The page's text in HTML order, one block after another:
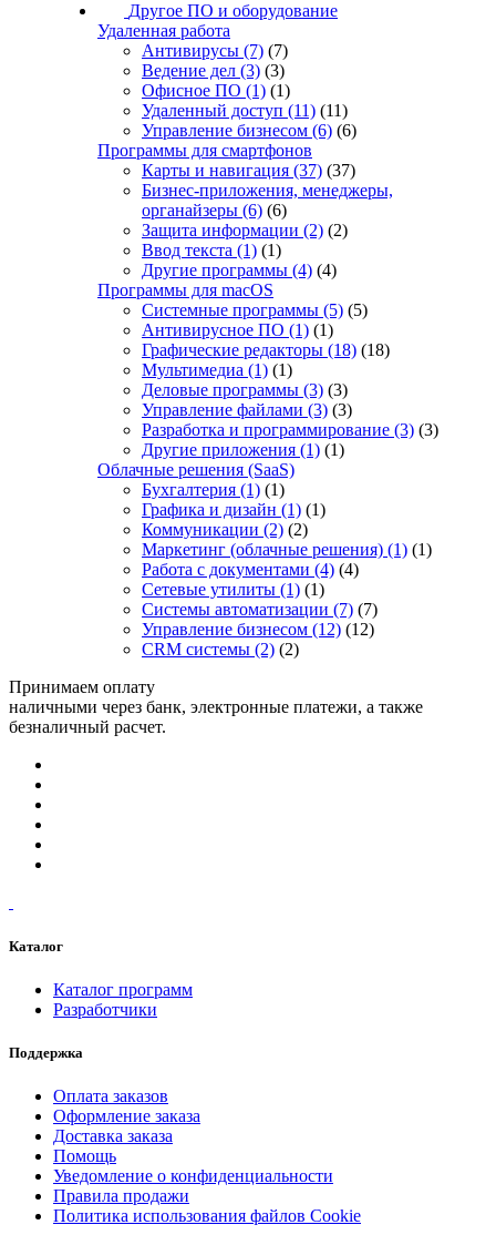
Другое ПО и оборудование
Удаленная работа
Антивирусы (7) (7)
Ведение дел (3) (3)
Офисное ПО (1) (1)
Удаленный доступ (11) (11)
Управление бизнесом (6) (6)
Программы для смартфонов
Карты и навигация (37) (37)
Бизнес-приложения, менеджеры,
органайзеры (6) (6)
Защита информации (2) (2)
Ввод текста (1) (1)
Другие программы (4) (4)
Программы для macOS
Системные программы (5) (5)
Антивирусное ПО (1) (1)
Графические редакторы (18) (18)
Мультимедиа (1) (1)
Деловые программы (3) (3)
Управление файлами (3) (3)
Разработка и программирование (3) (3)
Другие приложения (1) (1)
Облачные решения (SaaS)
Бухгалтерия (1) (1)
Графика и дизайн (1) (1)
Коммуникации (2) (2)
Маркетинг (облачные решения) (1) (1)
Работа с документами (4) (4)
Сетевые утилиты (1) (1)
Системы автоматизации (7) (7)
Управление бизнесом (12) (12)
CRM системы (2) (2)
Принимаем оплату
наличными через банк, электронные платежи, а также
безналичный расчет.
Каталог
Каталог программ
Разработчики
Поддержка
Оплата заказов
Оформление заказа
Доставка заказа
Помощь
Уведомление о конфиденциальности
Правила продажи
Политика использования файлов Cookie